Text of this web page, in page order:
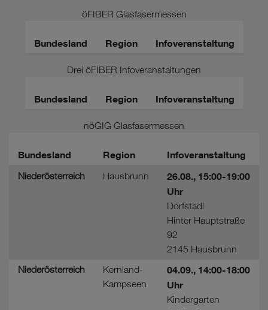
öFIBER Glasfasermessen
Bundesland Region Infoveranstaltung
Drei öFIBER Infoveranstaltungen
Bundesland Region Infoveranstaltung
nöGIG Glasfasermessen
Bundesland Region Infoveranstaltung
Niederösterreich Hausbrunn
26.08., 15:00-19:00
Uhr
Dorfstadl
Hinter Hauptstraße
92
2145 Hausbrunn
Niederösterreich
Kernland-
Kampseen
04.09., 14:00-18:00
Uhr
Kindergarten